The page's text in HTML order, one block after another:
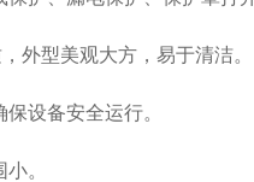
外型美观大方，易于清洁。
设备安全运行。
。